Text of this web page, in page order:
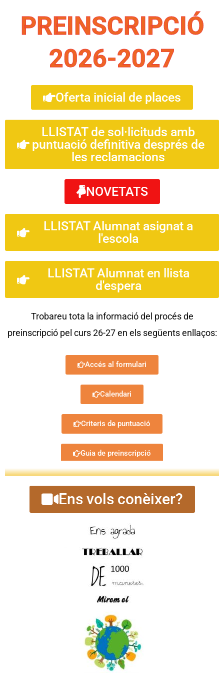
PREINSCRIPCIÓ
2026-2027
Oferta inicial de places
LLISTAT de sol·licituds amb
puntuació definitiva després de
les reclamacions
NOVETATS
LLISTAT Alumnat asignat a
l'escola
LLISTAT Alumnat en llista
d'espera
Trobareu tota la informació del procés de
preinscripció pel curs 26-27 en els següents enllaços:
Accés al formulari
Calendari
Criteris de puntuació
Guia de preinscripció
Ens vols conèixer?